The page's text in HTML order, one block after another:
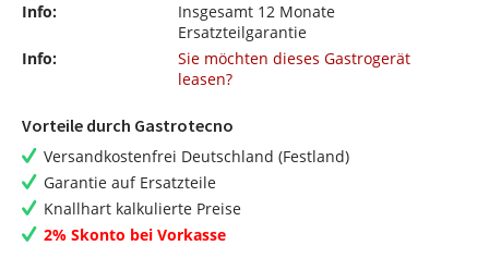
Info:
Insgesamt 12 Monate
Ersatzteilgarantie
Info:
Sie möchten dieses Gastrogerät
leasen?
Vorteile durch Gastrotecno
Versandkostenfrei Deutschland (Festland)
Garantie auf Ersatzteile
Knallhart kalkulierte Preise
2% Skonto bei Vorkasse